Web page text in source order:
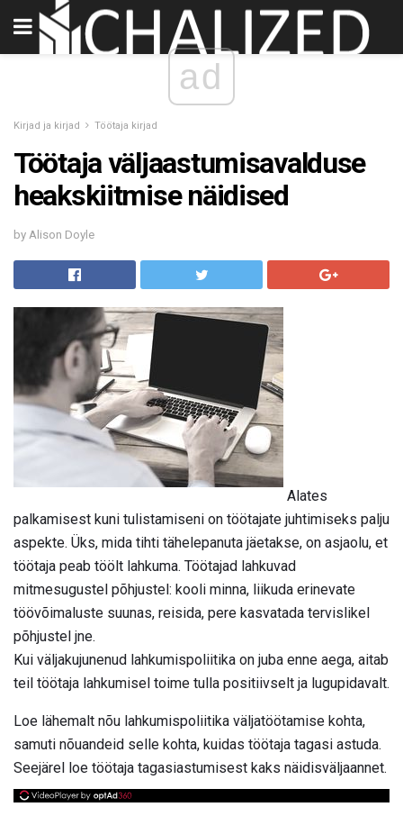
ad
Kirjad ja kirjad Töötaja kirjad
Töötaja väljaastumisavalduse
heakskiitmise näidised
by Alison Doyle
Alates
palkamisest kuni tulistamiseni on töötajate juhtimiseks palju
aspekte. Üks, mida tihti tähelepanuta jäetakse, on asjaolu, et
töötaja peab töölt lahkuma. Töötajad lahkuvad
mitmesugustel põhjustel: kooli minna, liikuda erinevate
töövõimaluste suunas, reisida, pere kasvatada tervislikel
põhjustel jne.
Kui väljakujunenud lahkumispoliitika on juba enne aega, aitab
teil töötaja lahkumisel toime tulla positiivselt ja lugupidavalt.
Loe lähemalt nõu lahkumispoliitika väljatöötamise kohta,
samuti nõuandeid selle kohta, kuidas töötaja tagasi astuda.
Seejärel loe töötaja tagasiastumisest kaks näidisväljaannet.